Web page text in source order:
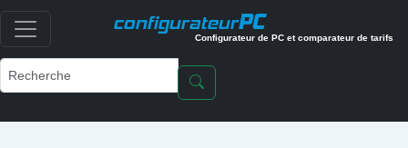
configurateurPC
Configurateur de PC et comparateur de tarifs